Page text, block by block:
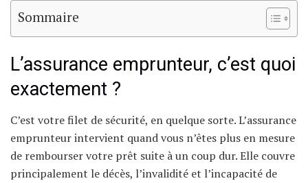
Sommaire
L’assurance emprunteur, c’est quoi
exactement ?
C’est votre filet de sécurité, en quelque sorte. L’assurance
emprunteur intervient quand vous n’êtes plus en mesure
de rembourser votre prêt suite à un coup dur. Elle couvre
principalement le décès, l’invalidité et l’incapacité de